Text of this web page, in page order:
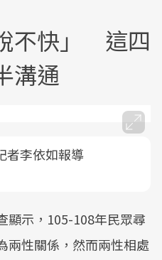
不快」 這四
溝通
者李依如報導
顯示，105-108年民眾尋
兩性關係，然而兩性相處